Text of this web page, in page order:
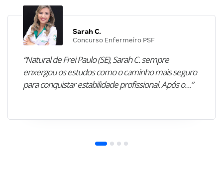
Sarah C.
Concurso Enfermeiro PSF
“Natural de Frei Paulo (SE), Sarah C. sempre
enxergou os estudos como o caminho mais seguro
para conquistar estabilidade profissional. Após o…”